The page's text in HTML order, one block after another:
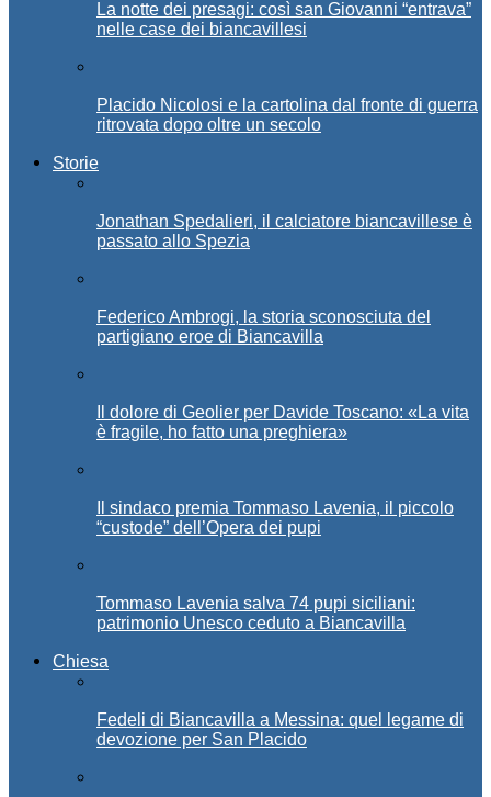
La notte dei presagi: così san Giovanni “entrava”
nelle case dei biancavillesi
Placido Nicolosi e la cartolina dal fronte di guerra
ritrovata dopo oltre un secolo
Storie
Jonathan Spedalieri, il calciatore biancavillese è
passato allo Spezia
Federico Ambrogi, la storia sconosciuta del
partigiano eroe di Biancavilla
Il dolore di Geolier per Davide Toscano: «La vita
è fragile, ho fatto una preghiera»
Il sindaco premia Tommaso Lavenia, il piccolo
“custode” dell’Opera dei pupi
Tommaso Lavenia salva 74 pupi siciliani:
patrimonio Unesco ceduto a Biancavilla
Chiesa
Fedeli di Biancavilla a Messina: quel legame di
devozione per San Placido